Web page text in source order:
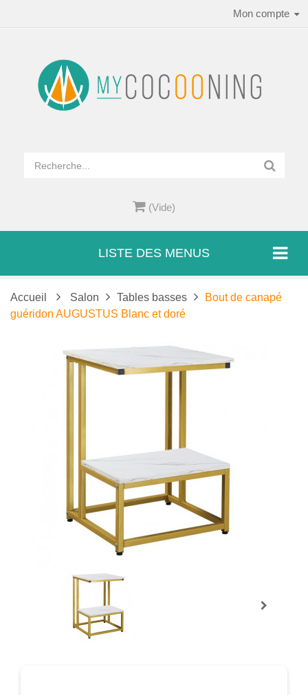
Mon compte
(Vide)
LISTE DES MENUS
Accueil Salon Tables basses
Bout de canapé
guéridon AUGUSTUS Blanc et doré